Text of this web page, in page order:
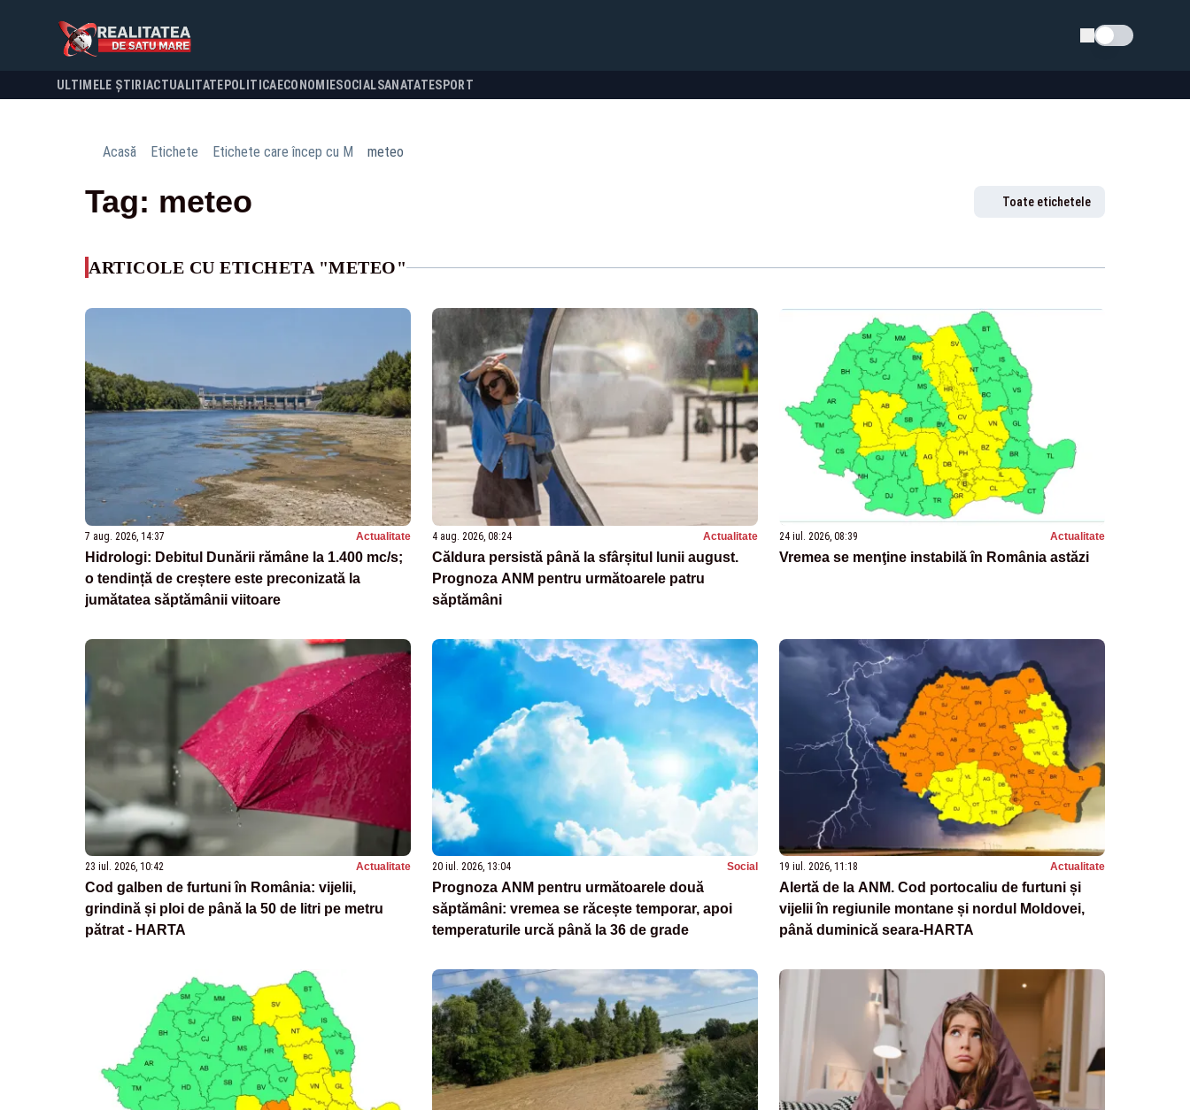
Schimba tema
ULTIMELE ȘTIRI ACTUALITATE POLITICA ECONOMIESOCIALSANATATESPORT
Acasă Etichete Etichete care încep cu M meteo
Tag: meteo Toate etichetele
ARTICOLE CU ETICHETA "METEO"
7 aug. 2026, 14:37 Actualitate
Hidrologi: Debitul Dunării rămâne la 1.400 mc/s;
o tendință de creștere este preconizată la
jumătatea săptămânii viitoare
4 aug. 2026, 08:24 Actualitate
Căldura persistă până la sfârșitul lunii august.
Prognoza ANM pentru următoarele patru
săptămâni
24 iul. 2026, 08:39 Actualitate
Vremea se menţine instabilă în România astăzi
23 iul. 2026, 10:42 Actualitate
Cod galben de furtuni în România: vijelii,
grindină și ploi de până la 50 de litri pe metru
pătrat - HARTA
20 iul. 2026, 13:04 Social
Prognoza ANM pentru următoarele două
săptămâni: vremea se răcește temporar, apoi
temperaturile urcă până la 36 de grade
19 iul. 2026, 11:18 Actualitate
Alertă de la ANM. Cod portocaliu de furtuni și
vijelii în regiunile montane și nordul Moldovei,
până duminică seara-HARTA